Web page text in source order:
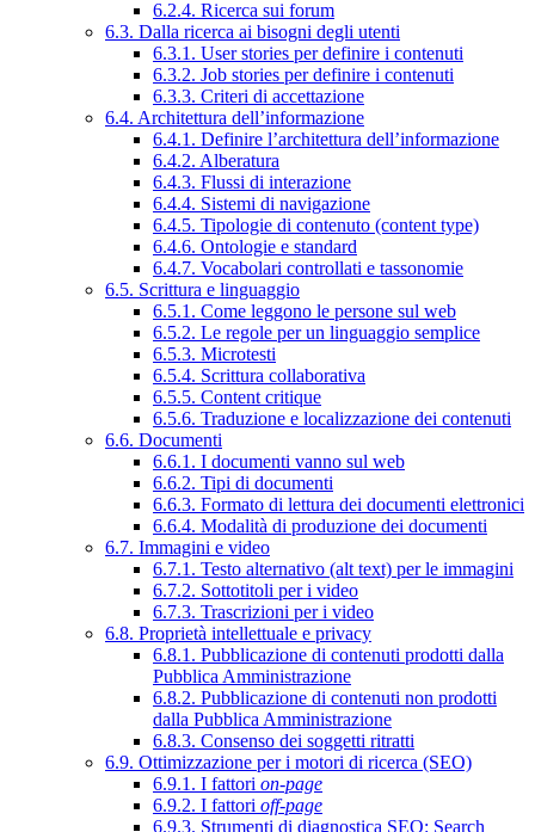
6.2.4. Ricerca sui forum
6.3. Dalla ricerca ai bisogni degli utenti
6.3.1. User stories per definire i contenuti
6.3.2. Job stories per definire i contenuti
6.3.3. Criteri di accettazione
6.4. Architettura dell’informazione
6.4.1. Definire l’architettura dell’informazione
6.4.2. Alberatura
6.4.3. Flussi di interazione
6.4.4. Sistemi di navigazione
6.4.5. Tipologie di contenuto (content type)
6.4.6. Ontologie e standard
6.4.7. Vocabolari controllati e tassonomie
6.5. Scrittura e linguaggio
6.5.1. Come leggono le persone sul web
6.5.2. Le regole per un linguaggio semplice
6.5.3. Microtesti
6.5.4. Scrittura collaborativa
6.5.5. Content critique
6.5.6. Traduzione e localizzazione dei contenuti
6.6. Documenti
6.6.1. I documenti vanno sul web
6.6.2. Tipi di documenti
6.6.3. Formato di lettura dei documenti elettronici
6.6.4. Modalità di produzione dei documenti
6.7. Immagini e video
6.7.1. Testo alternativo (alt text) per le immagini
6.7.2. Sottotitoli per i video
6.7.3. Trascrizioni per i video
6.8. Proprietà intellettuale e privacy
6.8.1. Pubblicazione di contenuti prodotti dalla
Pubblica Amministrazione
6.8.2. Pubblicazione di contenuti non prodotti
dalla Pubblica Amministrazione
6.8.3. Consenso dei soggetti ritratti
6.9. Ottimizzazione per i motori di ricerca (SEO)
6.9.1. I fattori on-page
6.9.2. I fattori off-page
6.9.3. Strumenti di diagnostica SEO: Search